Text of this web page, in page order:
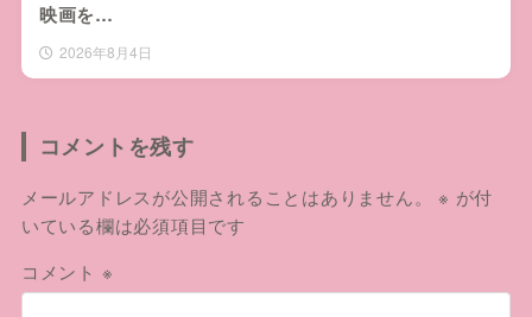
映画を…
2026年8月4日
コメントを残す
メールアドレスが公開されることはありません。 ※ が付
いている欄は必須項目です
コメント ※